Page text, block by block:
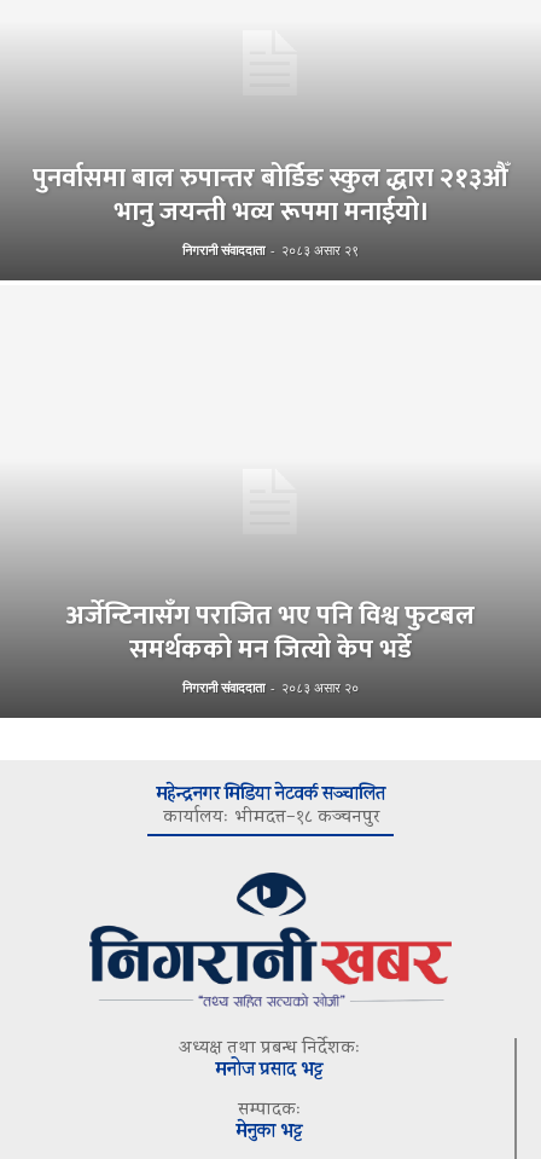
पुनर्वासमा बाल रुपान्तर बोर्डिङ स्कुल द्धारा २१३औँ
भानु जयन्ती भव्य रूपमा मनाईयो।
निगरानी संवाददाता - २०८३ असार २९
अर्जेन्टिनासँग पराजित भए पनि विश्व फुटबल
समर्थकको मन जित्यो केप भर्डे
निगरानी संवाददाता - २०८३ असार २०
महेन्द्रनगर मिडिया नेटवर्क सञ्चालित
कार्यालयः भीमदत्त–१८ कञ्चनपुर
अध्यक्ष तथा प्रबन्ध निर्देशकः
मनोज प्रसाद भट्ट
सम्पादकः
मेनुका भट्ट